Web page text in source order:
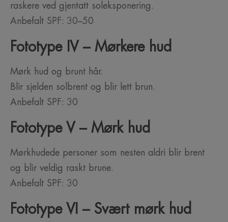
raskere ved gjentatt soleksponering.
Anbefalt SPF: 30–50
Fototype IV – Mørkere hud
Mørk hud og brunt hår.
Blir sjelden solbrent og blir lett brun.
Anbefalt SPF: 30
Fototype V – Mørk hud
Mørkhudede personer som nesten aldri blir brent
og blir veldig raskt brune.
Anbefalt SPF: 30
Fototype VI – Svært mørk hud